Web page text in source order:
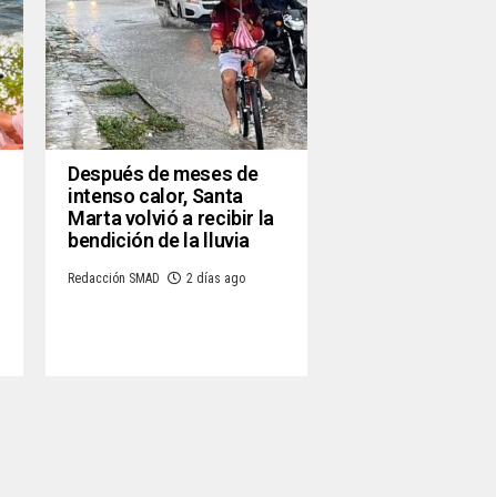
Después de meses de
intenso calor, Santa
Marta volvió a recibir la
bendición de la lluvia
Redacción SMAD 2 días ago